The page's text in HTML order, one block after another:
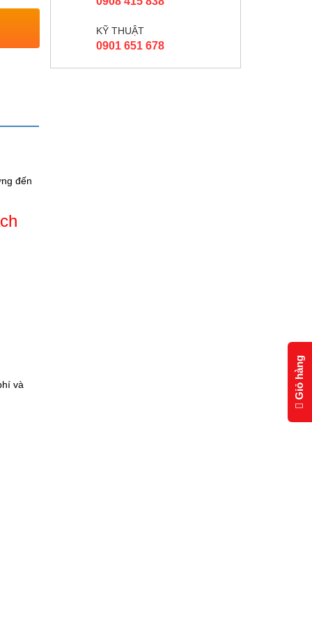
đến
và
KỸ THUẬT
0901 651 678
Giỏ hàng